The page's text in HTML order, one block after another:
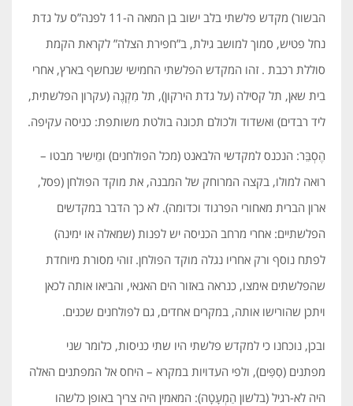
הבשור) מקדש פלשתי בלב ישוב בן המאה ה-11 לפנה”ס על גדת
נחל פטיש, סמוך למושב גילת, ב”חפירת הצלה” לקראת הקמת
סוללת רכבת . זהו המקדש הפלשתי החמישי שנחשף בארץ, אחרי
בית שאן, תל קסילה (על גדת הירקון), תל מִקְנֶה (עקרון הפלשתית,
ליד רבדים) ואשדוד ולכולם תכונה בולטת משותפת: כניסה עקיפה.
הֶסְבֵּר: הנכנס למקדשי הלבאנט (מכל הפולחנים) ומֵישיר מבטו –
רואה למולו, בקצה המרוחק של המבנה, את מוקד הפולחן (פסל,
ארון הברית מאחורי הפרגוד וכדומה). לא כך הדבר במקדשים
הפלשתיים: אחרי מרחב הכניסה יש לפנות (שמאלה או ימינה)
לפתח נוסף ורק אחריו נגלה מוקד הפולחן. זוהי מסורת מיוחדת
שהפלשתים אימצו, כנראה באזור הים האגאי, והביאו אותה לכאן
ויתכן שהורישו אותה, במקרים אחדים, גם לפולחנים שכנים.
ובכן, נוכחנו כי למקדש פלשתי היו שתי כניסות, כלומר שני
מפתנים (סִפִּים), ולפי העדויות במקרא – היחס אל המפתנים האלה
היה לא-רגיל (בלשון הַמְעָטָה): המאמין היה צריך באופן כלשהו